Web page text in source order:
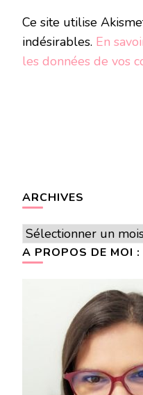
Ce site utilise
indésirables. En
les données de vos
ARCHIVES
Archives
A PROPOS DE MOI :